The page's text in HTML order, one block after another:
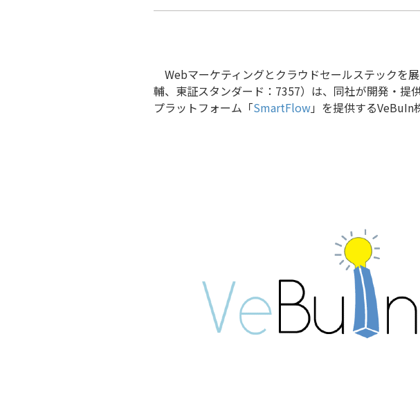
Webマーケティングとクラウドセールステックを
輔、東証スタンダード：7357）は、同社が開発・提
プラットフォーム「SmartFlow」を提供するVeBuIn